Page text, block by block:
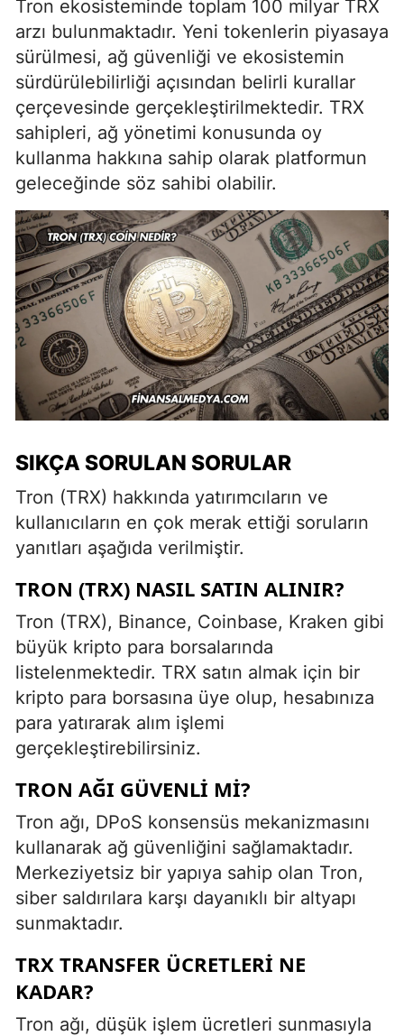
Tron ekosisteminde toplam 100 milyar TRX
arzı bulunmaktadır. Yeni tokenlerin piyasaya
sürülmesi, ağ güvenliği ve ekosistemin
sürdürülebilirliği açısından belirli kurallar
çerçevesinde gerçekleştirilmektedir. TRX
sahipleri, ağ yönetimi konusunda oy
kullanma hakkına sahip olarak platformun
geleceğinde söz sahibi olabilir.
SIKÇA SORULAN SORULAR
Tron (TRX) hakkında yatırımcıların ve
kullanıcıların en çok merak ettiği soruların
yanıtları aşağıda verilmiştir.
TRON (TRX) NASIL SATIN ALINIR?
Tron (TRX), Binance, Coinbase, Kraken gibi
büyük kripto para borsalarında
listelenmektedir. TRX satın almak için bir
kripto para borsasına üye olup, hesabınıza
para yatırarak alım işlemi
gerçekleştirebilirsiniz.
TRON AĞI GÜVENLI MI?
Tron ağı, DPoS konsensüs mekanizmasını
kullanarak ağ güvenliğini sağlamaktadır.
Merkeziyetsiz bir yapıya sahip olan Tron,
siber saldırılara karşı dayanıklı bir altyapı
sunmaktadır.
TRX TRANSFER ÜCRETLERI NE
KADAR?
Tron ağı, düşük işlem ücretleri sunmasıyla